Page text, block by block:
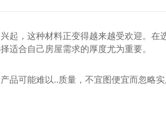
起，这种材料正变得越来越受欢迎。在
适合自己房屋需求的厚度尤为重要。
品可能难以..质量，不宜图便宜而忽略